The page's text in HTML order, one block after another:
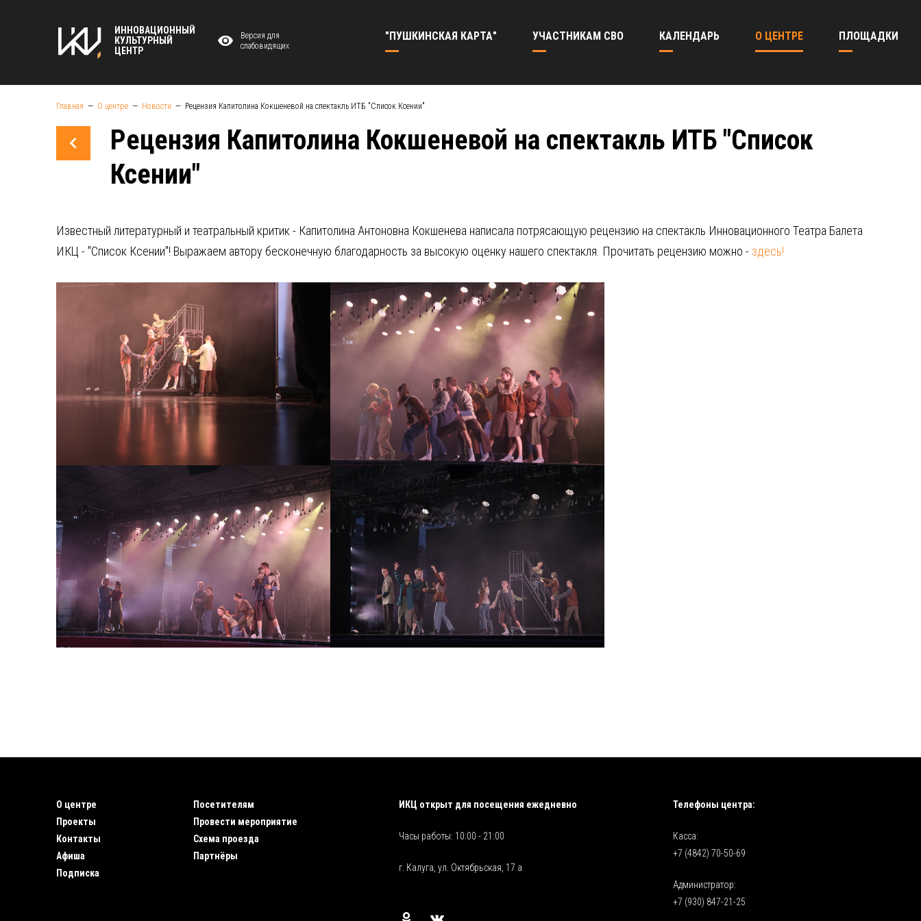
ИННОВАЦИОННЫЙ
КУЛЬТУРНЫЙ
ЦЕНТР
Версия для
слабовидящих
"ПУШКИНСКАЯ КАРТА" УЧАСТНИКАМ СВО КАЛЕНДАРЬ О ЦЕНТРЕ ПЛОЩАДКИ
Главная О центре Новости Рецензия Капитолина Кокшеневой на спектакль ИТБ "Список Ксении"
Рецензия Капитолина Кокшеневой на спектакль ИТБ "Список
Ксении"
Известный литературный и театральный критик - Капитолина Антоновна Кокшенева написала потрясающую рецензию на спектакль Инновационного Театра Балета
ИКЦ - "Список Ксении"! Выражаем автору бесконечную благодарность за высокую оценку нашего спектакля. Прочитать рецензию можно - здесь!
О центре
Проекты
Контакты
Афиша
Подписка
Посетителям
Провести мероприятие
Схема проезда
Партнёры
ИКЦ открыт для посещения ежедневно
Часы работы: 10:00 - 21:00
г. Калуга, ул. Октябрьская, 17 а
Телефоны центра:
Касса:
+7 (4842) 70-50-69
Администратор:
+7 (930) 847-21-25